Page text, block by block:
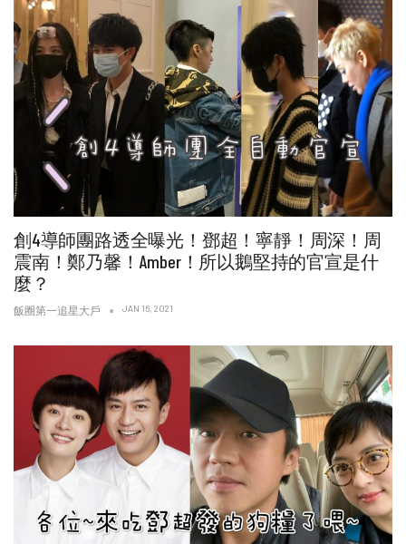
創4導師團路透全曝光！鄧超！寧靜！周深！周
震南！鄭乃馨！Amber！所以鵝堅持的官宣是什
麼？
飯圈第一追星大戶 JAN 16, 2021